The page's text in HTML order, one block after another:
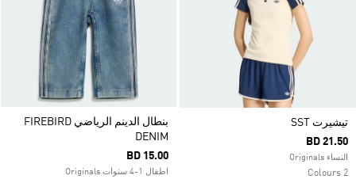
تيشيرت SST
BD 21.50
النساء Originals
2 Colours
بنطال الدينم الرياضي FIREBIRD
DENIM
BD 15.00
اطفال 1-4 سنوات Originals